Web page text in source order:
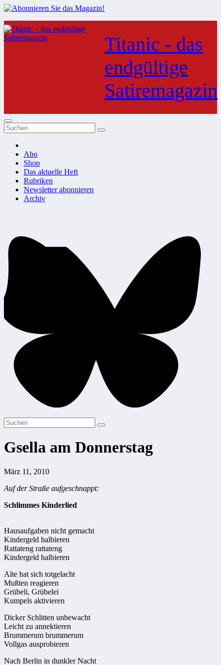
Zum
Inhalt
springen
Titanic - das
endgültige
Satiremagazin
Abo
Shop
Das aktuelle Heft
Rubriken
Newsletter abonnieren
Archiv
Gsella am Donnerstag
März 11, 2010
Auf der Straße aufgeschnappt:
Schlimmes Kinderlied
Hausaufgaben nicht gemacht
Kindergeld halbieren
Rattateng rattateng
Kindergeld halbieren
Alte hat sich totgelacht
Mußten reagieren
Grübeli, Grübelei
Kumpels aktivieren
Dicker Schlitten unbewacht
Leicht zu annektieren
Brummerum brummerum
Vollgas ausprobieren
Nach Berlin in dunkler Nacht